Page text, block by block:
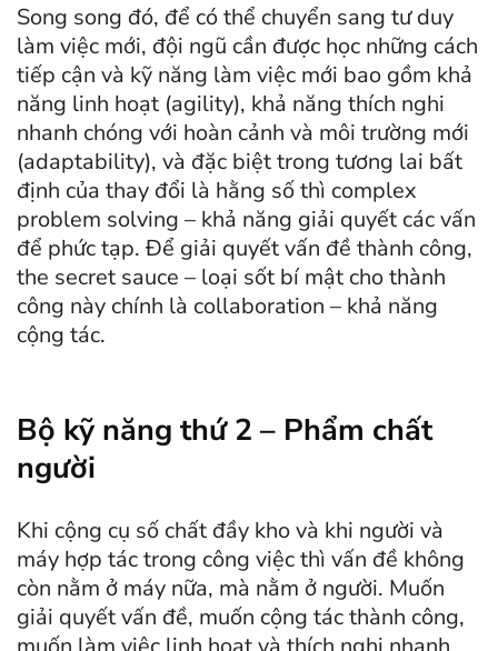
Song song đó, để có thể chuyển sang tư duy
làm việc mới, đội ngũ cần được học những cách
tiếp cận và kỹ năng làm việc mới bao gồm khả
năng linh hoạt (agility), khả năng thích nghi
nhanh chóng với hoàn cảnh và môi trường mới
(adaptability), và đặc biệt trong tương lai bất
định của thay đổi là hằng số thì complex
problem solving – khả năng giải quyết các vấn
để phức tạp. Để giải quyết vấn đề thành công,
the secret sauce – loại sốt bí mật cho thành
công này chính là collaboration – khả năng
cộng tác.
Bộ kỹ năng thứ 2 – Phẩm chất
người
Khi cộng cụ số chất đầy kho và khi người và
máy hợp tác trong công việc thì vấn đề không
còn nằm ở máy nữa, mà nằm ở người. Muốn
giải quyết vấn đề, muốn cộng tác thành công,